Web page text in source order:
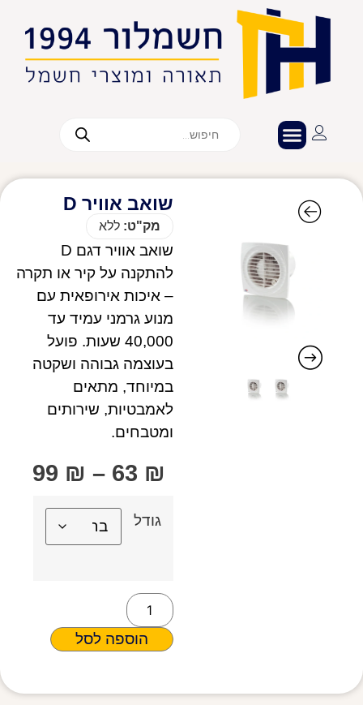
שואב אוויר D
מק"ט: ללא
שואב אוויר דגם D
להתקנה על קיר או תקרה
– איכות אירופאית עם
מנוע גרמני עמיד עד
40,000 שעות. פועל
בעוצמה גבוהה ושקטה
במיוחד, מתאים
לאמבטיות, שירותים
ומטבחים.
63 ₪
–
99 ₪
גודל
הוספה לסל